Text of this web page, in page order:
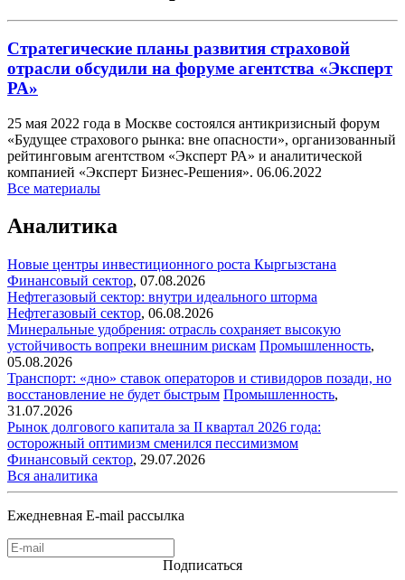
Стратегические планы развития страховой
отрасли обсудили на форуме агентства «Эксперт
РА»
25 мая 2022 года в Москве состоялся антикризисный форум
«Будущее страхового рынка: вне опасности», организованный
рейтинговым агентством «Эксперт РА» и аналитической
компанией «Эксперт Бизнес-Решения». 06.06.2022
Все материалы
Аналитика
Новые центры инвестиционного роста Кыргызстана
Финансовый сектор, 07.08.2026
Нефтегазовый сектор: внутри идеального шторма
Нефтегазовый сектор, 06.08.2026
Минеральные удобрения: отрасль сохраняет высокую
устойчивость вопреки внешним рискам Промышленность,
05.08.2026
Транспорт: «дно» ставок операторов и стивидоров позади, но
восстановление не будет быстрым Промышленность,
31.07.2026
Рынок долгового капитала за II квартал 2026 года:
осторожный оптимизм сменился пессимизмом
Финансовый сектор, 29.07.2026
Вся аналитика
Ежедневная E-mail рассылка
Подписаться